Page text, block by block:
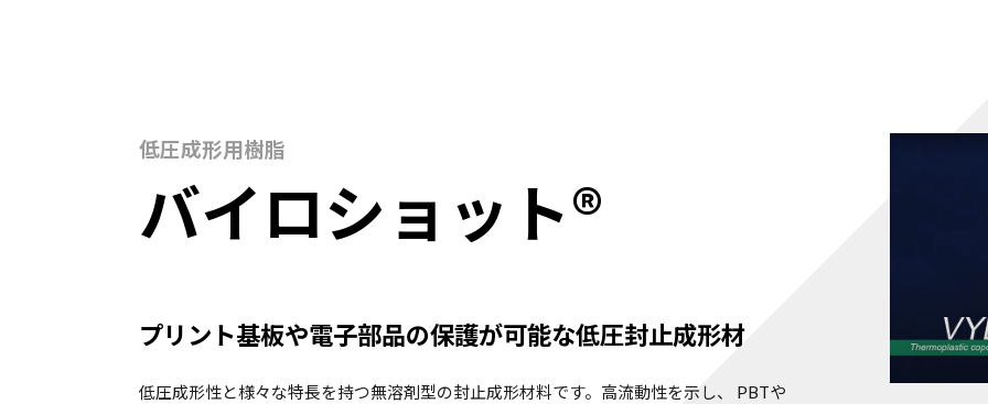
低圧成形用樹脂
バイロショット®
プリント基板や電子部品の保護が可能な低圧封止成形材
低圧成形性と様々な特長を持つ無溶剤型の封止成形材料です。高流動性を示し、 PBTや